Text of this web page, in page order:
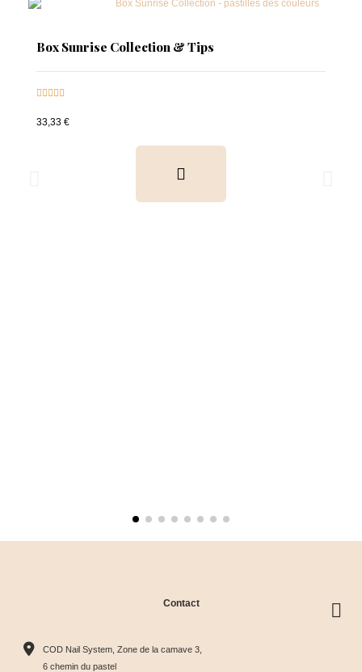
Box Sunrise Collection & Tips

33,33 €
Contact
COD Nail System, Zone de la camave 3,
6 chemin du pastel